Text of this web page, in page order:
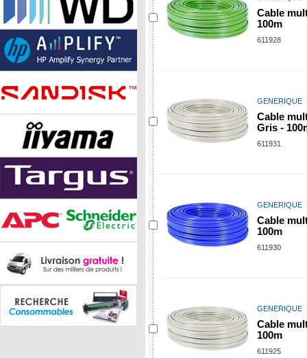
Cable
100m
611928
GENERIQUE
Cable
Gris -
611931
GENERIQUE
Cable
100m
611930
GENERIQUE
Cable
100m
611925